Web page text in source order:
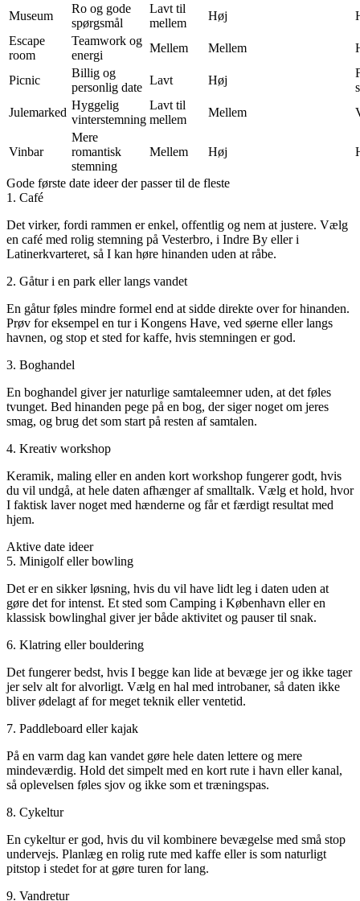
Museum
Ro og gode
spørgsmål
Lavt til
mellem
Høj
Escape
room
Teamwork og
energi
Mellem Mellem
Picnic
Billig og
personlig date
Lavt Høj
Julemarked
Hyggelig
vinterstemning
Lavt til
mellem
Mellem
Vinbar
Mere
romantisk
stemning
Mellem Høj
Gode første date ideer der passer til de fleste
1. Café
Det virker, fordi rammen er enkel, offentlig og nem at justere. Vælg
en café med rolig stemning på Vesterbro, i Indre By eller i
Latinerkvarteret, så I kan høre hinanden uden at råbe.
2. Gåtur i en park eller langs vandet
En gåtur føles mindre formel end at sidde direkte over for hinanden.
Prøv for eksempel en tur i Kongens Have, ved søerne eller langs
havnen, og stop et sted for kaffe, hvis stemningen er god.
3. Boghandel
En boghandel giver jer naturlige samtaleemner uden, at det føles
tvunget. Bed hinanden pege på en bog, der siger noget om jeres
smag, og brug det som start på resten af samtalen.
4. Kreativ workshop
Keramik, maling eller en anden kort workshop fungerer godt, hvis
du vil undgå, at hele daten afhænger af smalltalk. Vælg et hold, hvor
I faktisk laver noget med hænderne og får et færdigt resultat med
hjem.
Aktive date ideer
5. Minigolf eller bowling
Det er en sikker løsning, hvis du vil have lidt leg i daten uden at
gøre det for intenst. Et sted som Camping i København eller en
klassisk bowlinghal giver jer både aktivitet og pauser til snak.
6. Klatring eller bouldering
Det fungerer bedst, hvis I begge kan lide at bevæge jer og ikke tager
jer selv alt for alvorligt. Vælg en hal med introbaner, så daten ikke
bliver ødelagt af for meget teknik eller ventetid.
7. Paddleboard eller kajak
På en varm dag kan vandet gøre hele daten lettere og mere
mindeværdig. Hold det simpelt med en kort rute i havn eller kanal,
så oplevelsen føles sjov og ikke som et træningspas.
8. Cykeltur
En cykeltur er god, hvis du vil kombinere bevægelse med små stop
undervejs. Planlæg en rolig rute med kaffe eller is som naturligt
pitstop i stedet for at gøre turen for lang.
9. Vandretur